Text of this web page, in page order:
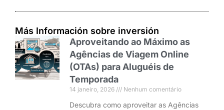
Más Información sobre inversión
Aproveitando ao Máximo as
Agências de Viagem Online
(OTAs) para Aluguéis de
Temporada
14 janeiro, 2026 Nenhum comentário
Descubra como aproveitar as Agências